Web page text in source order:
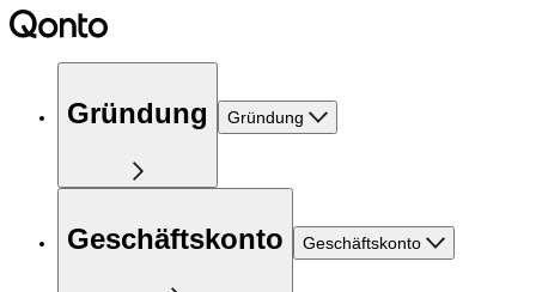
Gründung Gründung
Geschäftskonto Geschäftskonto